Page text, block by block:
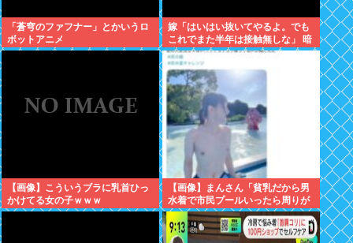
「蒼穹のファフナー」とかいうロ
ボットアニメ
嫁「はいはい抜いてやるよ。でも
これでまた半年は接触無しな」 暗
黙のこれツラ過ぎるだろ
【画像】こういうブラに乳首ひっ
かけてる女の子ｗｗｗ
【画像】まんさん「貧乳だから男
水着で市民プールいったら周りが
コソコソしだしてやばいwww」5
万いいね